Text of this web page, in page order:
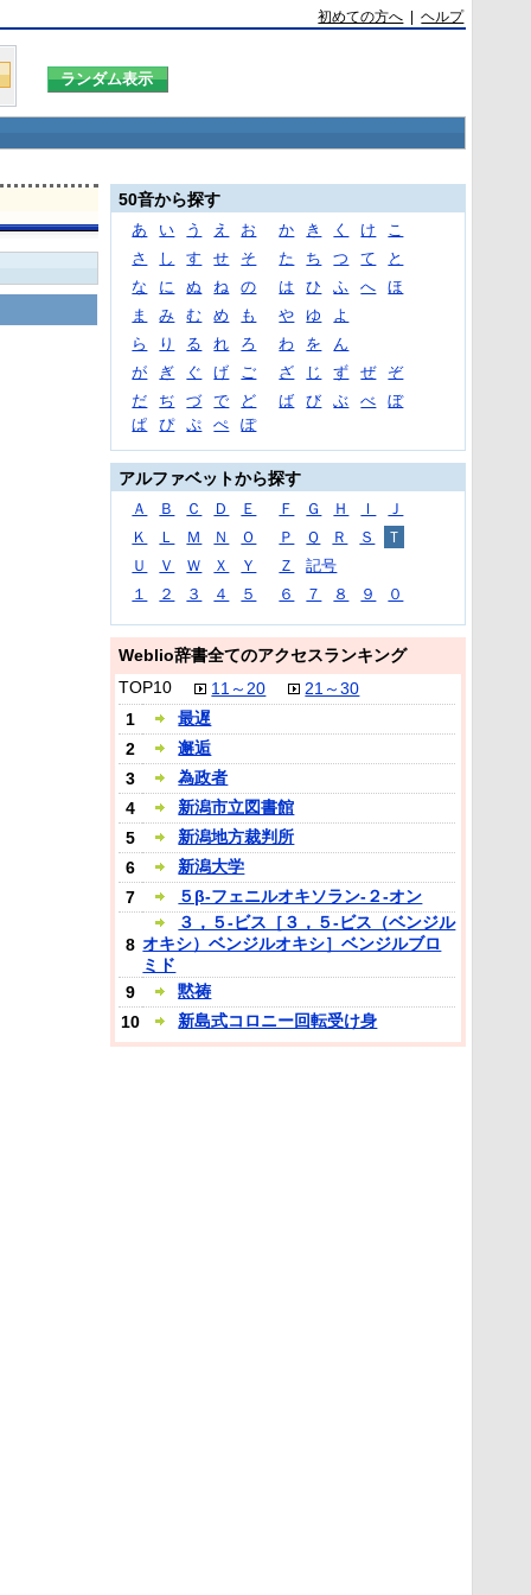
初めての方へ |ヘルプ
50音から探す
あ い う え お か き く け
こ
さ
し す せ そ た ち つ て
と
な
に ぬ ね の は ひ ふ へ
ほ
ま
み む め も や ゆ
よ
ら
り る れ ろ わ を
ん
が
ぎ ぐ げ ご ざ じ ず ぜ
ぞ
だ
ぢ づ で ど ば び ぶ べ
ぼ
ぱ
ぴ ぷ ぺ ぽ
アルファベットから探す
Ａ Ｂ Ｃ Ｄ Ｅ Ｆ Ｇ Ｈ Ｉ
Ｊ
Ｋ
Ｌ Ｍ Ｎ Ｏ Ｐ Ｑ Ｒ Ｓ
Ｔ
Ｕ
Ｖ Ｗ Ｘ Ｙ Ｚ
記号
１
２ ３ ４ ５ ６ ７ ８ ９ ０
Weblio辞書全てのアクセスランキング
TOP10
11～20
21～30
1
最遅
2
邂逅
3
為政者
4
新潟市立図書館
5
新潟地方裁判所
6
新潟大学
7
５β‐フェニルオキソラン‐２‐オン
8
３，５‐ビス［３，５‐ビス（ベンジル
オキシ）ベンジルオキシ］ベンジルブロ
ミド
9
黙祷
10
新島式コロニー回転受け身